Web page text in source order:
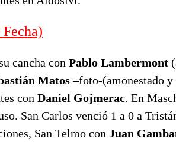
cancha con Pablo Lambermont
Matos–foto-(amonestado
con Daniel Gojmerac. En
San Carlos venció 1 a 0 a
San Telmo con Juan